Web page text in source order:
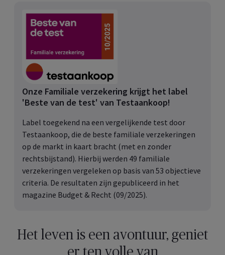
Onze Familiale verzekering krijgt het label
'Beste van de test' van Testaankoop!
Label toegekend na een vergelijkende test door
Testaankoop, die de beste familiale verzekeringen
op de markt in kaart bracht (met en zonder
rechtsbijstand). Hierbij werden 49 familiale
verzekeringen vergeleken op basis van 53 objectieve
criteria. De resultaten zijn gepubliceerd in het
magazine Budget & Recht (09/2025).
Het leven is een avontuur, geniet